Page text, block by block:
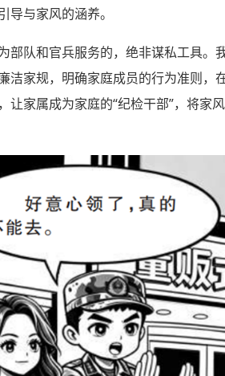
导与家风的涵养。
部队和官兵服务的，绝非谋私工具
洁家规，明确家庭成员的行为准则，
让家属成为家庭的“纪检干部”，将